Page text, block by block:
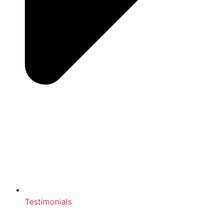
Testimonials